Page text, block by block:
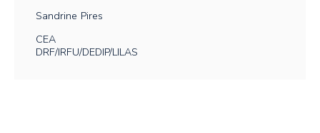
Sandrine Pires
CEA
DRF/IRFU/DEDIP/LILAS